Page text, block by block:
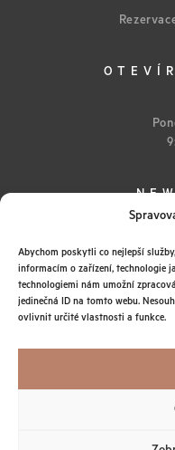
Abychom poskytli co nejlepší
informacím o zařízení, technologie
technologiemi nám umožní
jedinečná ID na tomto webu.
ovlivnit určité vlastnosti a funkce.
Instagram
©
soukromía